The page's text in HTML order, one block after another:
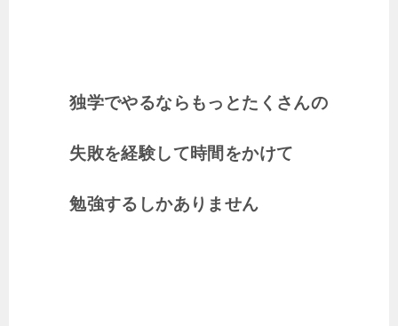
独学でやるならもっとたくさんの
失敗を経験して時間をかけて
勉強するしかありません